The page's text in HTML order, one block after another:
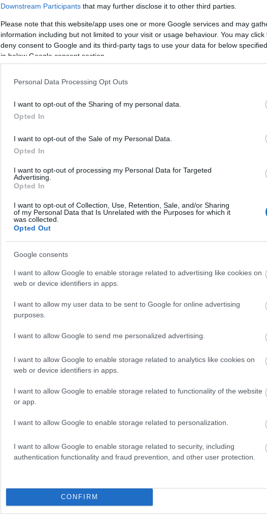
Downstream Participants that may further disclose it to other third parties.
Please note that this website/app uses one or more Google services and may
information including but not limited to your visit or usage behaviour. You may
deny consent to Google and its third-party tags to use your data for below
in below Google consent section.
Personal Data Processing Opt Outs
I want to opt-out of the Sharing of my personal data.
Opted In
I want to opt-out of the Sale of my Personal Data.
Opted In
I want to opt-out of processing my Personal Data for Targeted
Advertising.
Opted In
I want to opt-out of Collection, Use, Retention, Sale, and/or Sharing
of my Personal Data that Is Unrelated with the Purposes for which it
was collected.
Opted Out
Google consents
I want to allow Google to enable storage related to advertising like cookies on
web or device identifiers in apps.
I want to allow my user data to be sent to Google for online advertising
purposes.
I want to allow Google to send me personalized advertising.
I want to allow Google to enable storage related to analytics like cookies on
web or device identifiers in apps.
I want to allow Google to enable storage related to functionality of the website
or app.
I want to allow Google to enable storage related to personalization.
I want to allow Google to enable storage related to security, including
authentication functionality and fraud prevention, and other user protection.
CONFIRM
György
szabás
Körös
Vasút